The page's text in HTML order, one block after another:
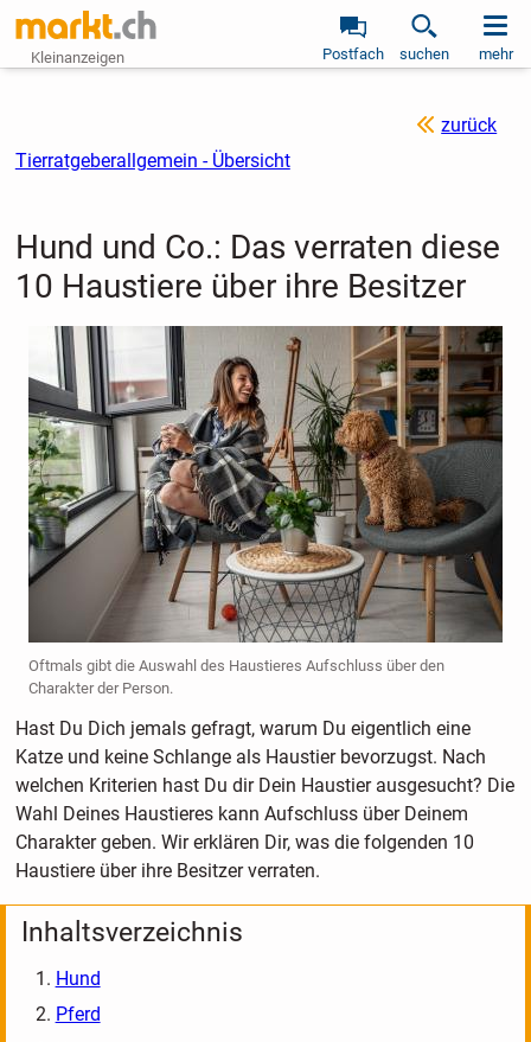
Kleinanzeigen Postfach suchen mehr
zurück
Tierratgeberallgemein - Übersicht
Hund und Co.: Das verraten diese
10 Haustiere über ihre Besitzer
Oftmals gibt die Auswahl des Haustieres Aufschluss über den
Charakter der Person.
Hast Du Dich jemals gefragt, warum Du eigentlich eine
Katze und keine Schlange als Haustier bevorzugst. Nach
welchen Kriterien hast Du dir Dein Haustier ausgesucht? Die
Wahl Deines Haustieres kann Aufschluss über Deinem
Charakter geben. Wir erklären Dir, was die folgenden 10
Haustiere über ihre Besitzer verraten.
Inhaltsverzeichnis
Hund
Pferd